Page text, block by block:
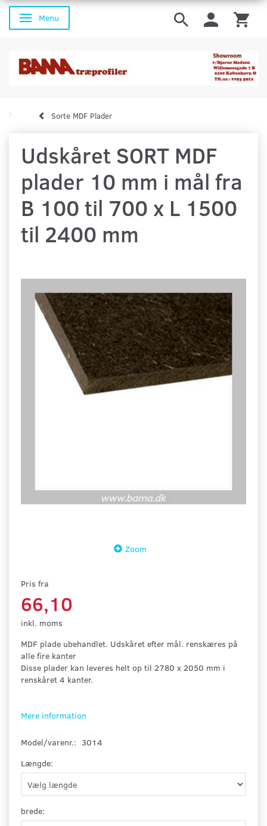
Skifte navigation
Menu
Sorte MDF Plader
Udskåret SORT MDF
plader 10 mm i mål fra
B 100 til 700 x L 1500
til 2400 mm
Zoom
Pris fra
66,10
inkl. moms
MDF plade ubehandlet. Udskåret efter mål. renskæres på
alle fire kanter
Disse plader kan leveres helt op til 2780 x 2050 mm i
renskåret 4 kanter.
Mere information
Model/varenr.: 3014
Længde:
brede: